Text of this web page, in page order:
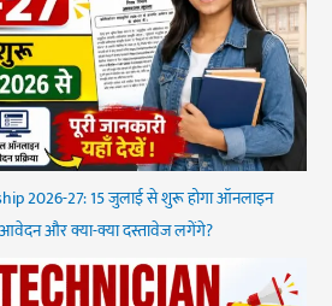
2026-27: 15 जुलाई से शुरू होगा ऑनलाइन
और क्या-क्या दस्तावेज लगेंगे?